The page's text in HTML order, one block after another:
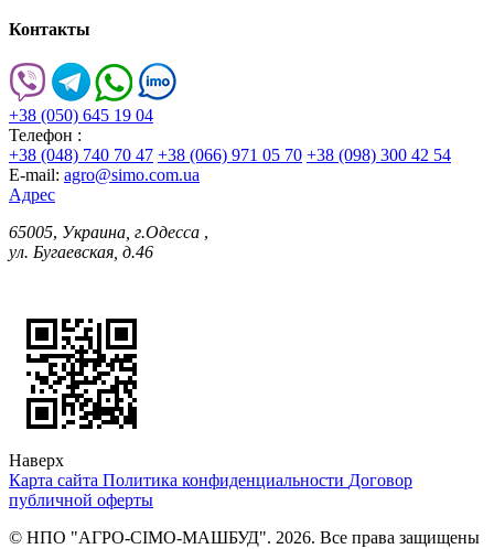
Контакты
+38 (050) 645 19 04
Телефон :
+38 (048) 740 70 47 +38 (066) 971 05 70 +38 (098) 300 42 54
E-mail: agro@simo.com.ua
Адрес
65005, Украина, г.Одесса ,
ул. Бугаевская, д.46
Наверх
Карта сайта Политика конфиденциальности Договор
публичной оферты
© НПО "АГРО-СІМО-МАШБУД". 2026. Все права защищены